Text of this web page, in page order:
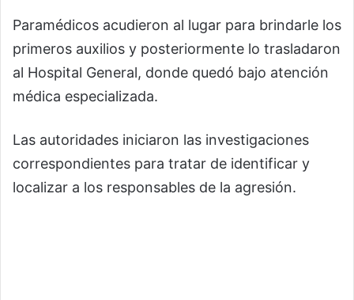
Paramédicos acudieron al lugar para brindarle los
primeros auxilios y posteriormente lo trasladaron
al Hospital General, donde quedó bajo atención
médica especializada.
Las autoridades iniciaron las investigaciones
correspondientes para tratar de identificar y
localizar a los responsables de la agresión.